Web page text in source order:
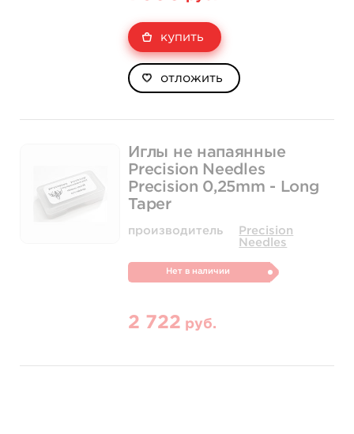
купить
отложить
Иглы не напаянные
Precision Needles
Precision 0,25mm - Long
Taper
производитель
Precision
Needles
Нет в наличии
2 722 руб.